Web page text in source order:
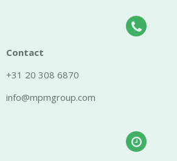
Contact
+31 20 308 6870
info@mpmgroup.com